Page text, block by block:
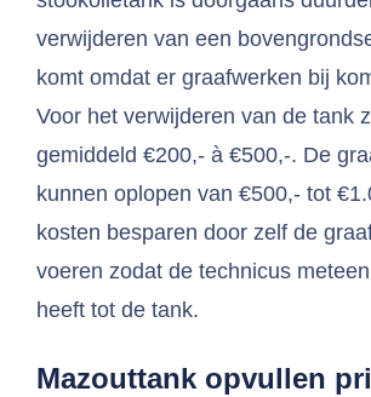
verwijderen van een
komt omdat er graafwerken bij
Voor het verwijderen van de tank
gemiddeld €200,- à €500,-. De
kunnen oplopen van €500,- tot
kosten besparen door zelf de
voeren zodat de technicus
heeft tot de tank.
Mazouttank opvullen